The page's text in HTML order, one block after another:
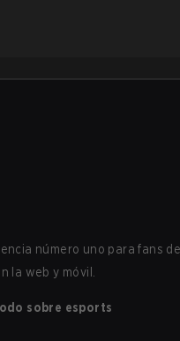
número uno para fans de
la web y móvil.
sobre esports